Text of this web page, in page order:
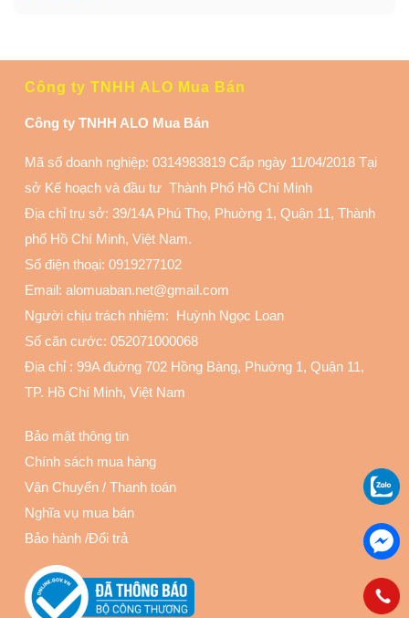
Công ty TNHH ALO Mua Bán
Công ty TNHH ALO Mua Bán
Mã số doanh nghiệp: 0314983819 Cấp ngày 11/04/2018 Tại
sở Kế hoạch và đầu tư Thành Phố Hồ Chí Minh
Địa chỉ trụ sở: 39/14A Phú Thọ, Phuờng 1, Quận 11, Thành
phố Hồ Chí Minh, Việt Nam.
Số điện thoại: 0919277102
Email: alomuaban.net@gmail.com
Người chịu trách nhiệm: Huỳnh Ngọc Loan
Số căn cước: 052071000068
Địa chỉ : 99A đuờng 702 Hồng Bàng, Phuờng 1, Quận 11,
TP. Hồ Chí Minh, Việt Nam
Bảo mật thông tin
Chính sách mua hàng
Vận Chuyển / Thanh toán
Nghĩa vụ mua bán
Bảo hành /Đổi trả